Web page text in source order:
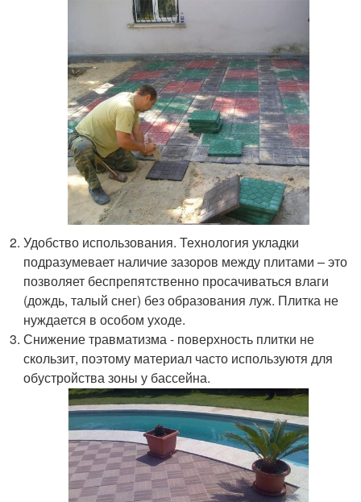
Удобство использования. Технология укладки
подразумевает наличие зазоров между плитами – это
позволяет беспрепятственно просачиваться влаги
(дождь, талый снег) без образования луж. Плитка не
нуждается в особом уходе.
Снижение травматизма - поверхность плитки не
скользит, поэтому материал часто используютя для
обустройства зоны у бассейна.